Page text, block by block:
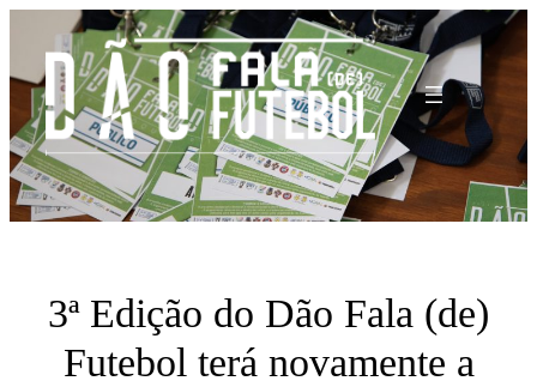
o
conteúdo
3ª Edição do Dão Fala (de)
Futebol terá novamente a